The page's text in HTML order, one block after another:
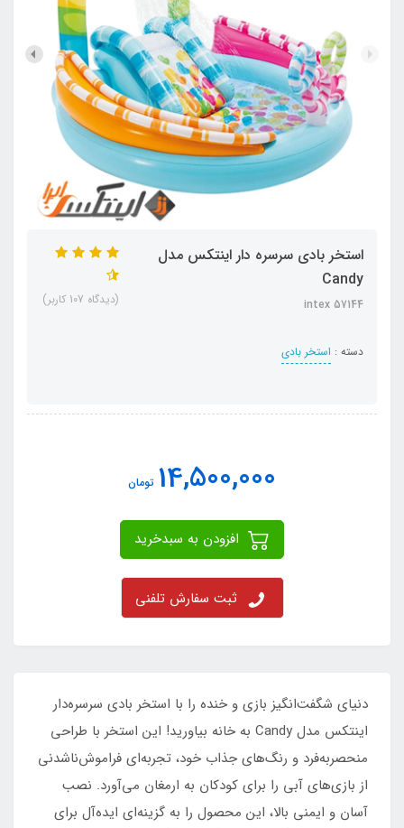
استخر بادی سرسره دار اینتکس مدل
Candy
intex 57144
دسته : استخر بادی
(دیدگاه 107 کاربر)
14,500,000 تومان
ثبت سفارش تلفنی
دنیای شگفت‌انگیز بازی و خنده را با استخر بادی سرسره‌دار
اینتکس مدل Candy به خانه بیاورید! این استخر با طراحی
منحصر‌به‌فرد و رنگ‌های جذاب خود، تجربه‌ای فراموش‌ناشدنی
از بازی‌های آبی را برای کودکان به ارمغان می‌آورد. نصب
آسان و ایمنی بالا، این محصول را به گزینه‌ای ایده‌آل برای